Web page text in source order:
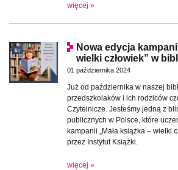
więcej »
Nowa edycja
wielki człowiek” w
01 października 2024
Już od października w naszej
przedszkolaków i ich rodziców
Czytelnicze. Jesteśmy jedną z
publicznych w Polsce, które
kampanii „Mała książka – wielki
przez Instytut Książki.
więcej »